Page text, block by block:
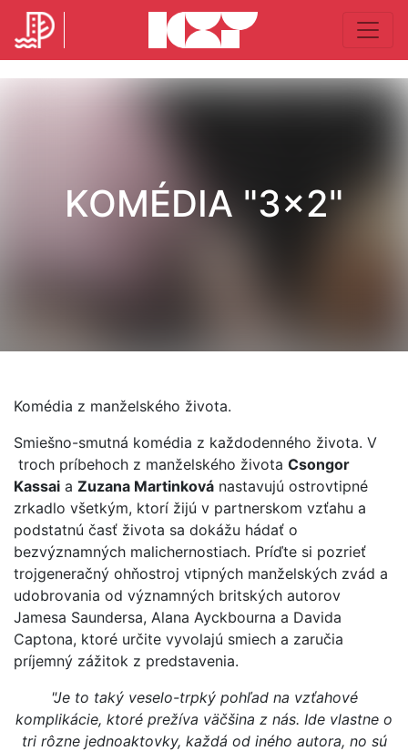
KOMÉDIA "3x2"
Komédia z manželského života.
Smiešno-smutná komédia z každodenného života. V
troch príbehoch z manželského života Csongor
Kassai a Zuzana Martinková nastavujú ostrovtipné
zrkadlo všetkým, ktorí žijú v partnerskom vzťahu a
podstatnú časť života sa dokážu hádať o
bezvýznamných malichernostiach. Príďte si pozrieť
trojgeneračný ohňostroj vtipných manželských zvád a
udobrovania od významných britských autorov
Jamesa Saundersa, Alana Ayckbourna a Davida
Captona, ktoré určite vyvolajú smiech a zaručia
príjemný zážitok z predstavenia.
"Je to taký veselo-trpký pohľad na vzťahové
komplikácie, ktoré prežíva väčšina z nás. Ide vlastne o
tri rôzne jednoaktovky, každá od iného autora, no sú